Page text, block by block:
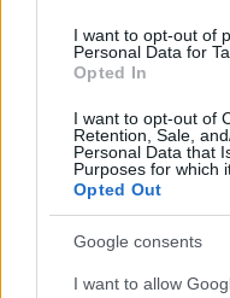
I want to opt-out of
Personal Data for
Opted In
I want to opt-out of
Retention, Sale,
Personal Data that
Purposes for which
Opted Out
Google consents
I want to allow
Sigue leyendo